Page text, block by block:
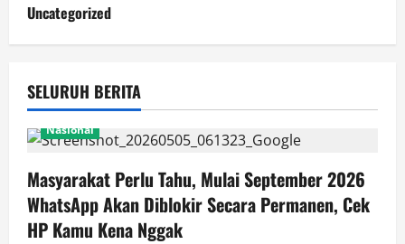
Uncategorized
SELURUH BERITA
Nasional
Masyarakat Perlu Tahu, Mulai September 2026
WhatsApp Akan Diblokir Secara Permanen, Cek
HP Kamu Kena Nggak